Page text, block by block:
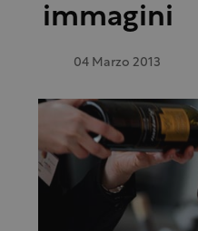
immagini
04 Marzo 2013